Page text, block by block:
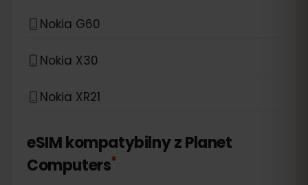
Nokia G60
Nokia X30
Nokia XR21
eSIM kompatybilny zPlanet
Computers*